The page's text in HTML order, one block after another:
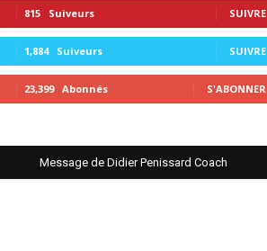
815 Suiveurs SUIVRE
1,884 Suiveurs SUIVRE
23,399 Abonnés S'ABONNER
Message de Didier Penissard Coach